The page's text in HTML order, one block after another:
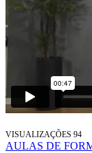
VISUALIZAÇÕES 94
AULAS DE